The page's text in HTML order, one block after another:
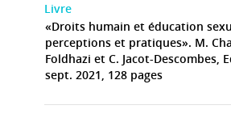
Livre
«Droits humain et éducation
perceptions et pratiques». M.
Foldhazi et C. Jacot-Descombes,
sept. 2021, 128 pages